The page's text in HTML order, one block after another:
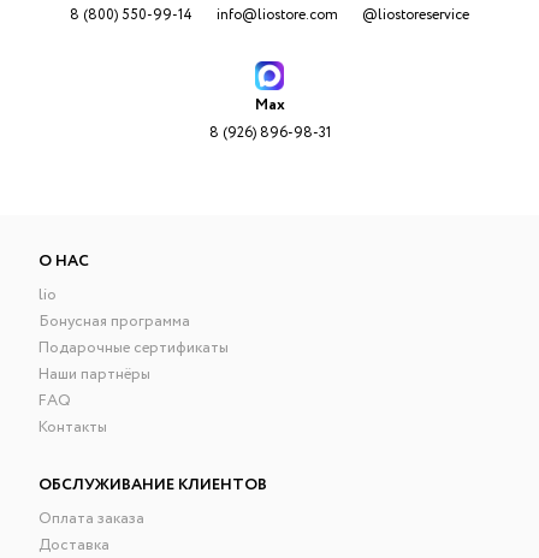
8 (800) 550-99-14 info@liostore.com @liostoreservice
Max
8 (926) 896-98-31
О НАС
lio
Бонусная программа
Подарочные сертификаты
Наши партнёры
FAQ
Контакты
ОБСЛУЖИВАНИЕ КЛИЕНТОВ
Оплата заказа
Доставка